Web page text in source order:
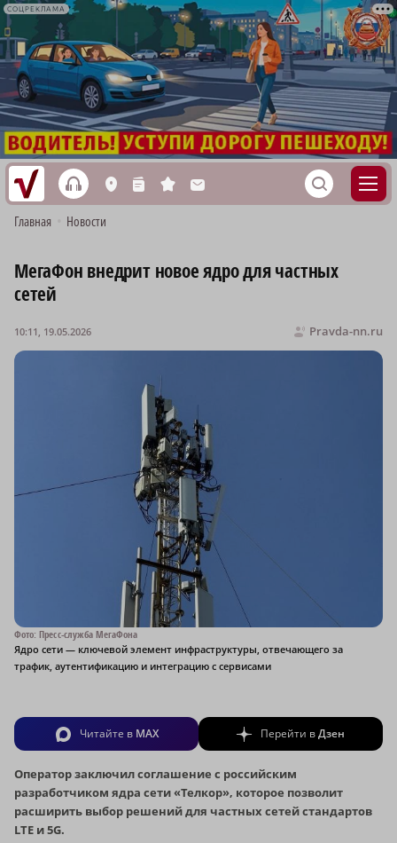
СОЦРЕКЛАМА
h L n s M S
Главная Новости
МегаФон внедрит новое ядро для частных
сетей
Pravda-nn.ru
10:11, 19.05.2026
Фото: Пресс-служба МегаФона
Ядро сети — ключевой элемент инфраструктуры, отвечающего за
трафик, аутентификацию и интеграцию с сервисами
Читайте в MAX Перейти вДзен
Оператор заключил соглашение с российским
разработчиком ядра сети «Телкор», которое позволит
расширить выбор решений для частных сетей стандартов
LTE и 5G.